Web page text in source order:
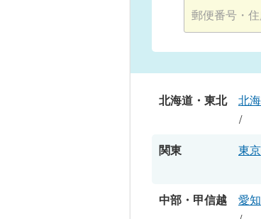
北海道・東北 北
/
関東 東京
中部・甲信越 愛知